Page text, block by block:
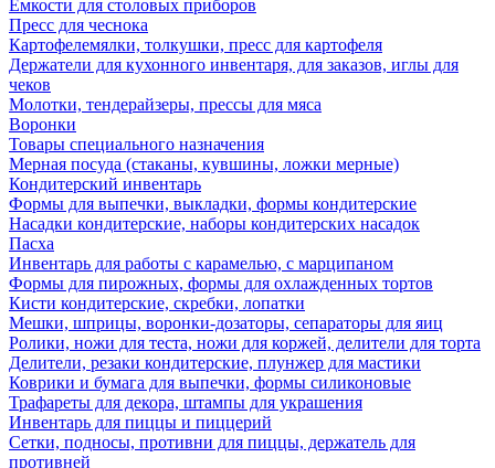
Емкости для столовых приборов
Пресс для чеснока
Картофелемялки, толкушки, пресс для картофеля
Держатели для кухонного инвентаря, для заказов, иглы для
чеков
Молотки, тендерайзеры, прессы для мяса
Воронки
Товары специального назначения
Мерная посуда (стаканы, кувшины, ложки мерные)
Кондитерский инвентарь
Формы для выпечки, выкладки, формы кондитерские
Насадки кондитерские, наборы кондитерских насадок
Пасха
Инвентарь для работы с карамелью, с марципаном
Формы для пирожных, формы для охлажденных тортов
Кисти кондитерские, скребки, лопатки
Мешки, шприцы, воронки-дозаторы, сепараторы для яиц
Ролики, ножи для теста, ножи для коржей, делители для торта
Делители, резаки кондитерские, плунжер для мастики
Коврики и бумага для выпечки, формы силиконовые
Трафареты для декора, штампы для украшения
Инвентарь для пиццы и пиццерий
Сетки, подносы, противни для пиццы, держатель для
противней